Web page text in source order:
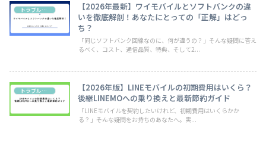
トラブル・お悩み
【2026年最新】ワイモバイルとソフトバンクの違
いを徹底解剖！あなたにとっての「正解」はどっ
ち？
「同じソフトバンク回線なのに、何が違うの？」そんな疑問に答え
るべく、コスト、通信品質、特典、そして2...
トラブル・お悩み
【2026年版】LINEモバイルの初期費用はいくら？
後継LINEMOへの乗り換えと最新節約ガイド
「LINEモバイルを契約したいけれど、初期費用はいくらかか
る？」――そんな疑問をお持ちのあなたへ。実...